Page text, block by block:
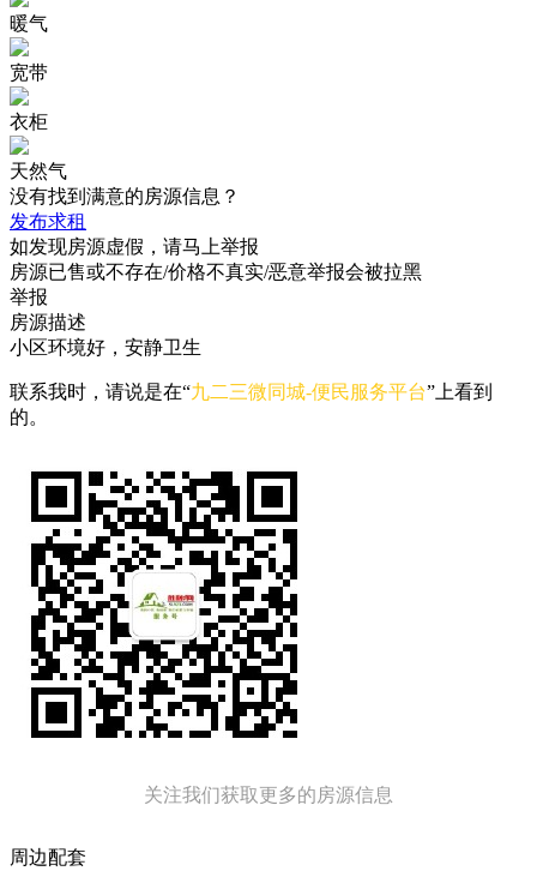
暖气
宽带
衣柜
天然气
没有找到满意的房源信息？
发布求租
如发现房源虚假，请马上举报
房源已售或不存在/价格不真实/恶意举报会被拉黑
举报
房源描述
小区环境好，安静卫生
联系我时，请说是在“九二三微同城-便民服务平台”上看到
的。
关注我们获取更多的房源信息
周边配套